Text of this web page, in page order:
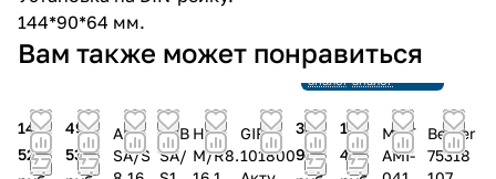
144*90*64 мм.
Вам также может понравиться
141
520
49
536
ABB
SA/S
ABB
SA/
HDL
M/R8.
GIRA
101800
производства
Ссылка на
33
931
производства
Ссылка на
119
424
MDT
AMI-
Berker
75318